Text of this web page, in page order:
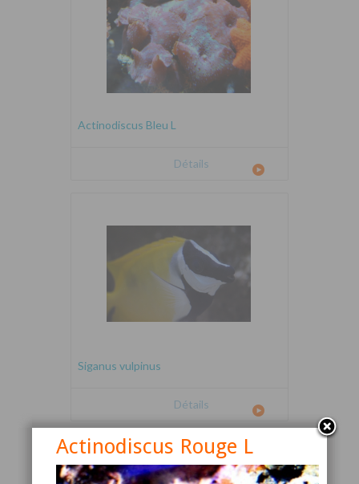
Actinodiscus Bleu L
Détails
Siganus vulpinus
Détails
Actinodiscus Rouge L